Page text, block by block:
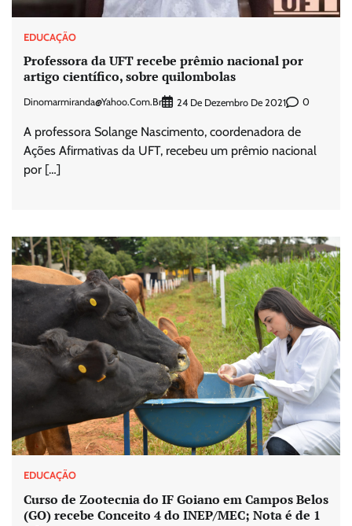
EDUCAÇÃO
Professora da UFT recebe prêmio nacional por
artigo científico, sobre quilombolas
Dinomarmiranda@yahoo.com.br 24 De Dezembro De 2021 0
A professora Solange Nascimento, coordenadora de
Ações Afirmativas da UFT, recebeu um prêmio nacional
por […]
EDUCAÇÃO
Curso de Zootecnia do IF Goiano em Campos Belos
(GO) recebe Conceito 4 do INEP/MEC; Nota é de 1